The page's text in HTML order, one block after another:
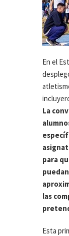
En el
La
para
las
Esta